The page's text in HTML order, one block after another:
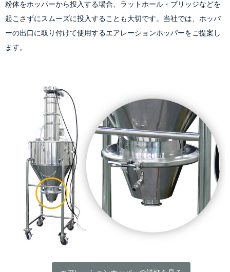
粉体をホッパーから投入する場合、ラットホール・ブリッジなどを
起こさずにスムーズに投入することも大切です。当社では、ホッパ
ーの出口に取り付けて使用するエアレーションホッパーをご提案し
ます。